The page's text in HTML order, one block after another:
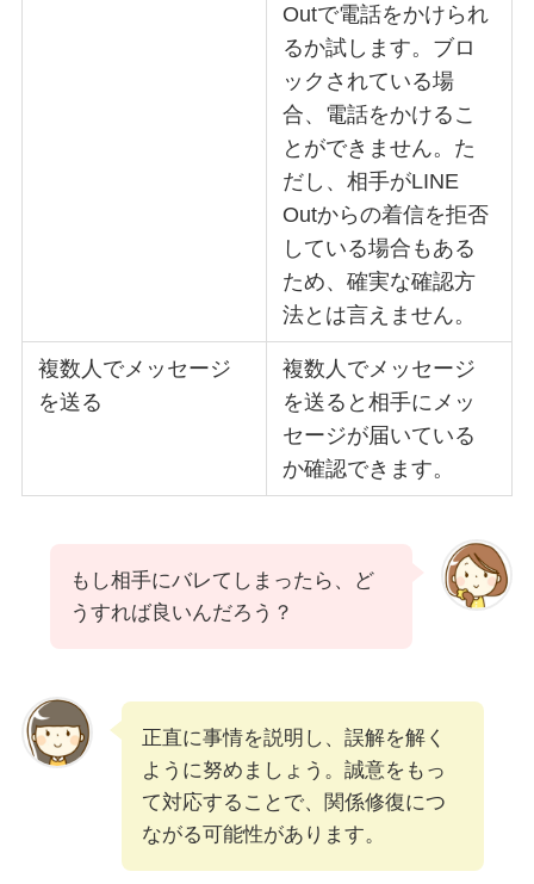
Outで電話をかけられ
るか試します。ブロ
ックされている場
合、電話をかけるこ
とができません。た
だし、相手がLINE
Outからの着信を拒否
している場合もある
ため、確実な確認方
法とは言えません。
複数人でメッセージ
を送る
複数人でメッセージ
を送ると相手にメッ
セージが届いている
か確認できます。
もし相手にバレてしまったら、ど
うすれば良いんだろう？
正直に事情を説明し、誤解を解く
ように努めましょう。誠意をもっ
て対応することで、関係修復につ
ながる可能性があります。